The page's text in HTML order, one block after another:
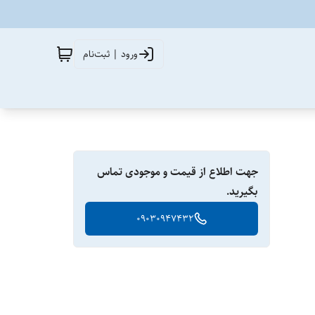
ورود | ثبت‌نام
جهت اطلاع از قیمت و موجودی تماس
بگیرید.
09030947432